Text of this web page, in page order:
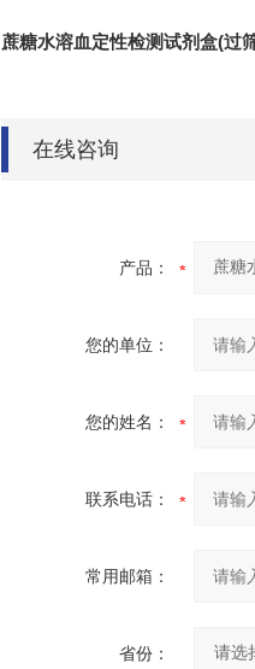
蔗糖水溶血定性检测试剂盒(过
在线咨询
产品：
您的单位：
您的姓名：
联系电话：
常用邮箱：
省份：